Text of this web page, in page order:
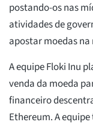
postando-os nas
atividades de
apostar moedas na
A equipe Floki Inu
venda da moeda
financeiro
Ethereum. A